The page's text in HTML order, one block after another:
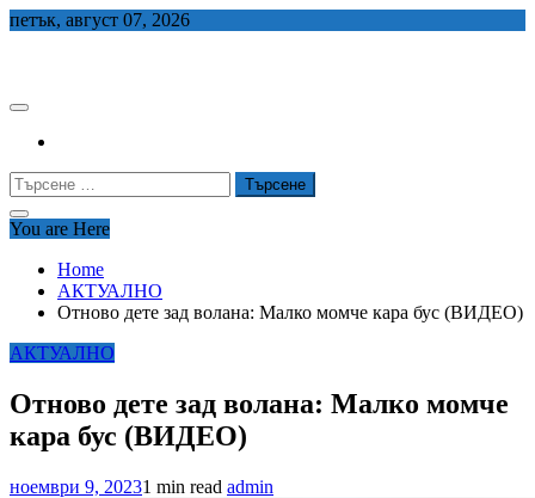
Skip
петък, август 07, 2026
Търсене
за:
You are Here
Home
АКТУАЛНО
Отново дете зад волана: Малко момче кара бус (ВИДЕО)
АКТУАЛНО
Отново дете зад волана: Малко момче
кара бус (ВИДЕО)
ноември 9, 20231 min read admin